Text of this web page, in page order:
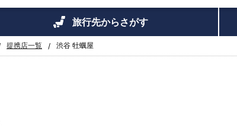
旅行先からさがす
提携店一覧 渋谷 牡蠣屋